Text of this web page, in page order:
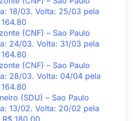
18/03. Volta: 25/03 pela
(CNF) – Sao Paulo
24/03. Volta: 31/03 pela
(CNF) – Sao Paulo
28/03. Volta: 04/04 pela
(SDU) – Sao Paulo
13/02. Volta: 20/02 pela